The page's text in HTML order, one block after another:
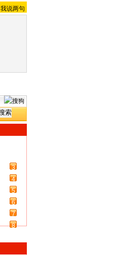
我说两句
3
4
5
6
7
8